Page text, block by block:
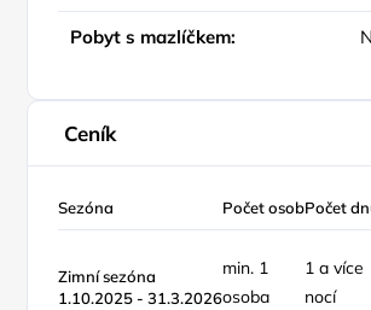
Pobyt s mazlíčkem:
Ceník
Sezóna Počet osobPočet
Zimní sezóna
1.10.2025 - 31.3.2026
min. 1
osoba
1 a více
nocí